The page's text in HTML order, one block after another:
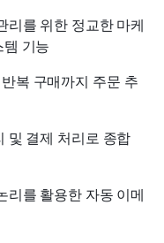
리를 위한 정교한 마케
기능
복 구매까지 주문 추
및 결제 처리로 종합
리를 활용한 자동 이메